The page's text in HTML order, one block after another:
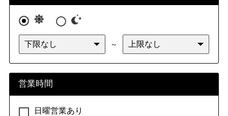
～
営業時間
日曜営業あり